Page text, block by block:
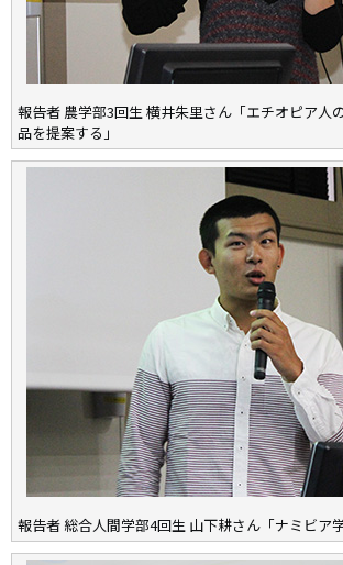
報告者 農学部3回生 横井朱里さん「エチオピア人
品を提案する」
報告者 総合人間学部4回生 山下耕さん「ナミビア